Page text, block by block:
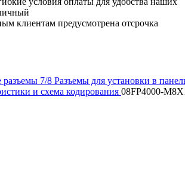
клиентам предусмотрена отсрочка
разъемы 7/8 Разъемы для установки в
и схема кодирования 08FP4000-